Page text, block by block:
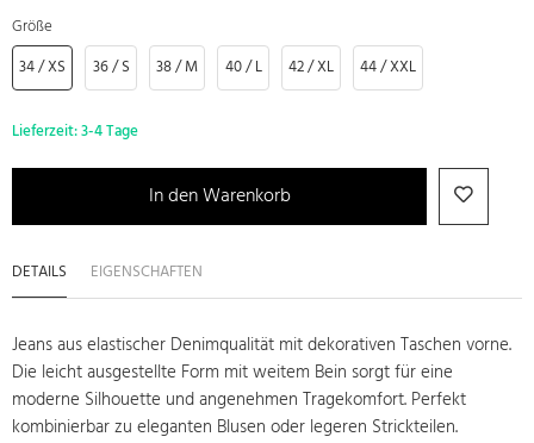
Größe
34 / XS
36 / S 38 / M 40 / L 42 / XL 44 / XXL
Lieferzeit:3-4 Tage
In den Warenkorb
DETAILS EIGENSCHAFTEN
Jeans aus elastischer Denimqualität mit dekorativen Taschen vorne.
Die leicht ausgestellte Form mit weitem Bein sorgt für eine
moderne Silhouette und angenehmen Tragekomfort. Perfekt
kombinierbar zu eleganten Blusen oder legeren Strickteilen.